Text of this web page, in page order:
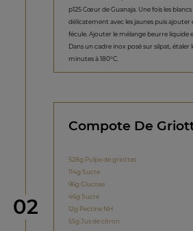
p125 Cœur de Guanaja. Une fois les
délicatement avec les jaunes puis ajouter
fécule. Ajouter le mélange beurre liquide
Dans un cadre inox posé sur silpat, étaler
minutes à 180°C.
étape
02
Compote De
528g Pulpe de griottes
114g Sucre
96g Glucose
46g Sucre
12g Pectine NH
55g Jus de citron